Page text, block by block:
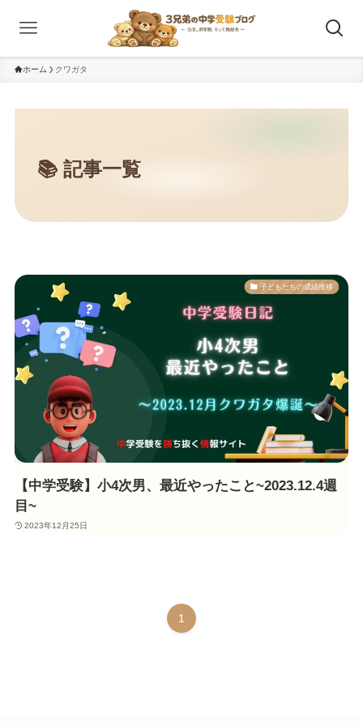
ホーム クワガタ
子どもたちの成績推移
【中学受験】小4次男、最近やったこと~2023.12.4週
目~
2023年12月25日
1